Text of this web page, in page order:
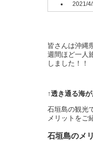
2021/
皆さんは沖縄
週間ほど一人
しました！！
↑透き通る海
石垣島の観光
メリットをご
石垣島のメ